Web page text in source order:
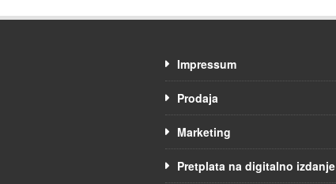
Impressum
Prodaja
Marketing
Pretplata na digitalno izdanje